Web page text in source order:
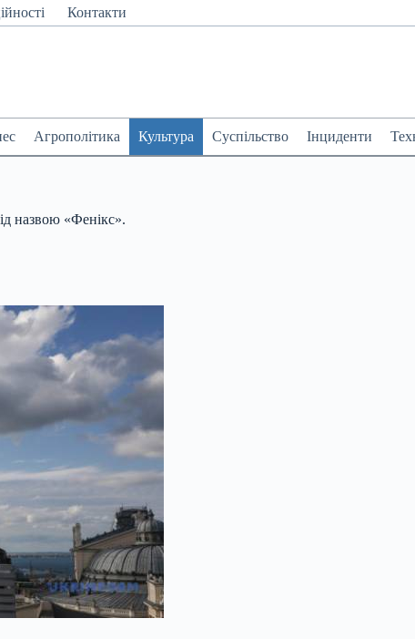
Контакти
Агрополітика Культура Суспільство Інциденти
назвою «Фенікс».